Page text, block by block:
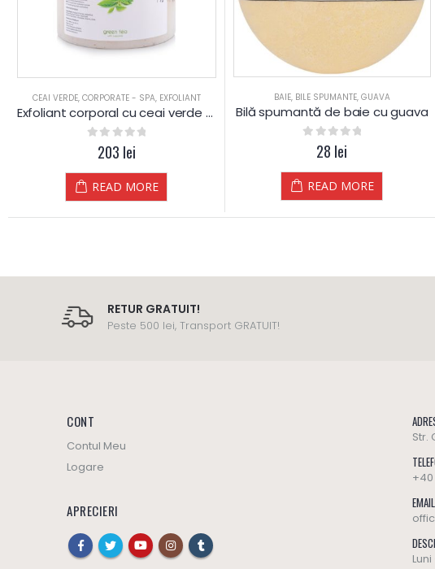
CEAI VERDE, CORPORATE - SPA, EXFOLIANT
Exfoliant corporal cu ceai verde și mușețel
out of 5
203 lei
READ MORE
BAIE, BILE SPUMANTE, GUAVA
Bilă spumantă de baie cu guava
out of 5
28 lei
READ MORE
RETUR GRATUIT!
Peste 500 lei, Transport GRATUIT!
CONT
Contul Meu
Logare
APRECIERI
Str.